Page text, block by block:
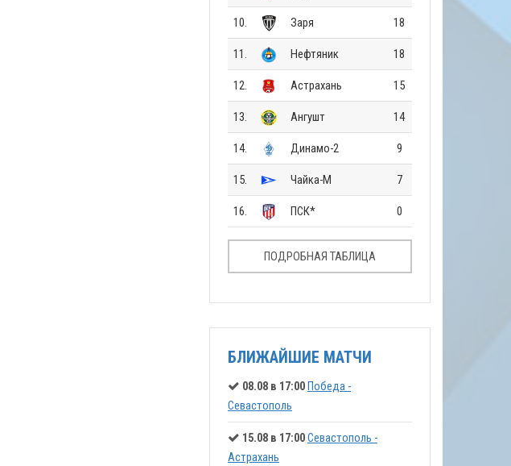
10. Заря 18
11. Нефтяник 18
12. Астрахань 15
13. Ангушт 14
14. Динамо-2 9
15. Чайка-М 7
16. ПСК* 0
ПОДРОБНАЯ ТАБЛИЦА
БЛИЖАЙШИЕ МАТЧИ
08.08 в 17:00 Победа -
Севастополь
15.08 в 17:00Севастополь -
Астрахань